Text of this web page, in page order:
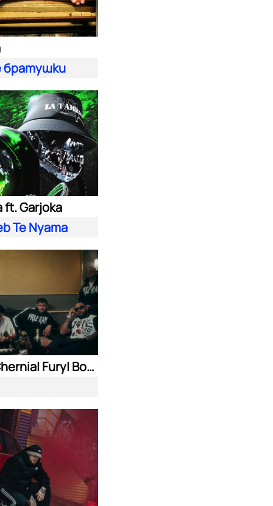
братушки
ft. Garjoka
Te Nyama
Nasyo Chernia| Fury| Bobo Armani| & N.A.S.I.